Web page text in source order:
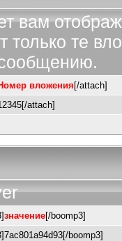
вам
только те
вложения[/attach]
attach]
значение[/boomp3]
boomp3]